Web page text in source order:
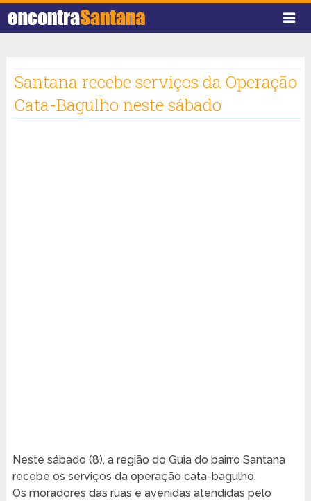
Santana recebe serviços da Operação
Cata-Bagulho neste sábado
Neste sábado (8), a região do Guia do bairro Santana
recebe os serviços da operação cata-bagulho.
Os moradores das ruas e avenidas atendidas pelo